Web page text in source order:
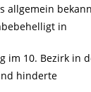
allgemein
in
im 10. Bezirk in
hinderte